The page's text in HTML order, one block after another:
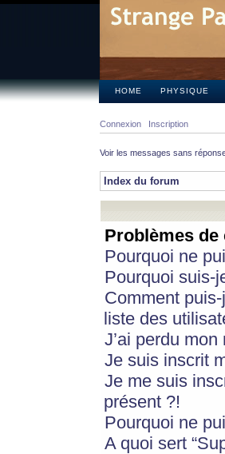
HOME PHYSIQUE
Connexion Inscription
Voir les messages sans
Index du forum
Problèmes de
Pourquoi ne
Pourquoi suis-
Comment
liste des
J’ai perdu
Je suis inscrit
Je me suis
présent ?!
Pourquoi ne
A quoi sert